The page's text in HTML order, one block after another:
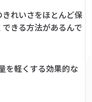
れいさをほとんど保
きる方法があるんで
を軽くする効果的な